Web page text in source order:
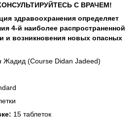
С ВРАЧЕМ!
здравоохранения определяет
4-й наиболее распространенной
и возникновения новых опасных
Жадид (Course Didan Jadeed)
15 таблеток